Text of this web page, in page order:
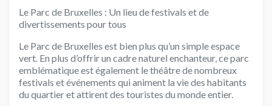
Le Parc de Bruxelles : Un lieu de festivals et de
divertissements pour tous
Le Parc de Bruxelles est bien plus qu’un simple espace
vert. En plus d’offrir un cadre naturel enchanteur, ce parc
emblématique est également le théâtre de nombreux
festivals et événements qui animent la vie des habitants
du quartier et attirent des touristes du monde entier.